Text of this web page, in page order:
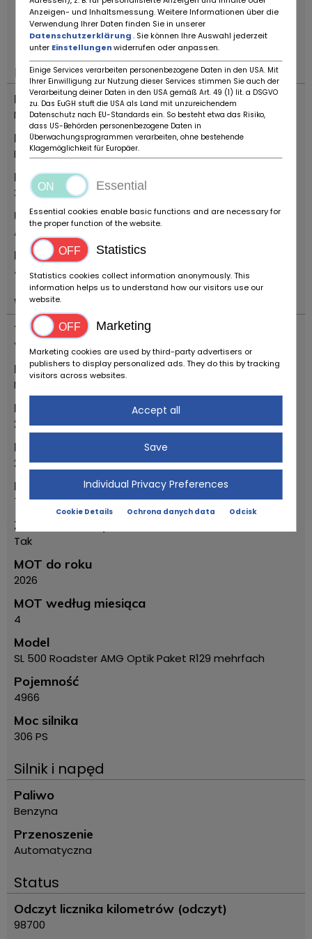
Änderungen, Zwischenverkauf und Irrtümer
vorbehalten!----.
Lokalizacja
Kraj
Niemcy
Miejsce
Bovenden
Kod pocztowy
37120
Ulica
Alte Bundesstr.
Numer domu
48
Ważny
Typ pojazdu
Youngtimer
Marka
Mercedes Benz
Rok produkcji
2000
Pierwszy rok rejestracji
2001
Pierwszy miesiąc rejestracji
7
Zatwierdzenie przez TÜV / HU
Tak
MOT do roku
2026
MOT według miesiąca
4
Model
SL 500 Roadster AMG Optik Paket R129 mehrfach
Pojemność
4966
Moc silnika
306 PS
Silnik i napęd
Paliwo
Benzyna
Przenoszenie
Automatyczna
Status
Odczyt licznika kilometrów (odczyt)
98700
Anzeigen- und Inhaltsmessung. Weitere Informationen über die
Verwendung Ihrer Daten finden Sie in unserer
Datenschutzerklärung. Sie können Ihre Auswahl jederzeit
unter Einstellungenwiderrufen oder anpassen.
Einige Services verarbeiten personenbezogene Daten in den USA. Mit
Ihrer Einwilligung zur Nutzung dieser Services stimmen Sie auch der
Verarbeitung deiner Daten in den USA gemäß Art. 49 (1) lit. a DSGVO
zu. Das EuGH stuft die USA als Land mit unzureichendem
Datenschutz nach EU-Standards ein. So besteht etwa das Risiko,
dass US-Behörden personenbezogene Daten in
Überwachungsprogrammen verarbeiten, ohne bestehende
Klagemöglichkeit für Europäer.
Essential
Essential cookies enable basic functions and are necessary for
the proper function of the website.
Statistics
Statistics cookies collect information anonymously. This
information helps us to understand how our visitors use our
website.
Marketing
Marketing cookies are used by third-party advertisers or
publishers to display personalized ads. They do this by tracking
visitors across websites.
Accept all
Save
Individual Privacy Preferences
Cookie Details Ochrona danych data Odcisk